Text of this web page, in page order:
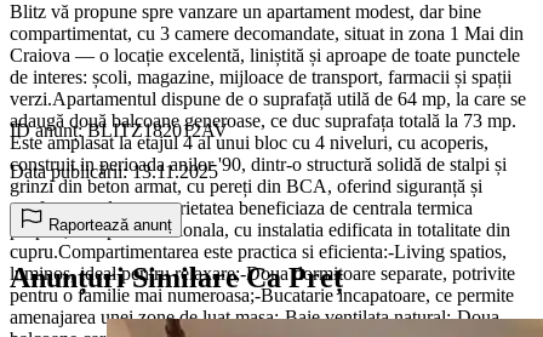
Blitz vă propune spre vanzare un apartament modest, dar bine
compartimentat, cu 3 camere decomandate, situat in zona 1 Mai din
Craiova — o locație excelentă, liniștită și aproape de toate punctele
de interes: școli, magazine, mijloace de transport, farmacii și spații
verzi.Apartamentul dispune de o suprafață utilă de 64 mp, la care se
adaugă două balcoane generoase, ce duc suprafața totală la 73 mp.
Este amplasat la etajul 4 al unui bloc cu 4 niveluri, cu acoperis,
construit in perioada anilor '90, dintr-o structură solidă de stalpi și
grinzi din beton armat, cu pereți din BCA, oferind siguranță și
confort, totodata, proprietatea beneficiaza de centrala termica
proprie, complet functionala, cu instalatia edificata in totalitate din
cupru.Compartimentarea este practica si eficienta:-Living spatios,
luminos, ideal pentru relaxare;-Doua dormitoare separate, potrivite
pentru o familie mai numeroasa;-Bucatarie incapatoare, ce permite
amenajarea unei zone de luat masa;-Baie ventilata natural;-Doua
ID anunț: BLITZ182012AV
Data publicării: 13.11.2025
Raportează anunț
Anunțuri Similare Ca Preț